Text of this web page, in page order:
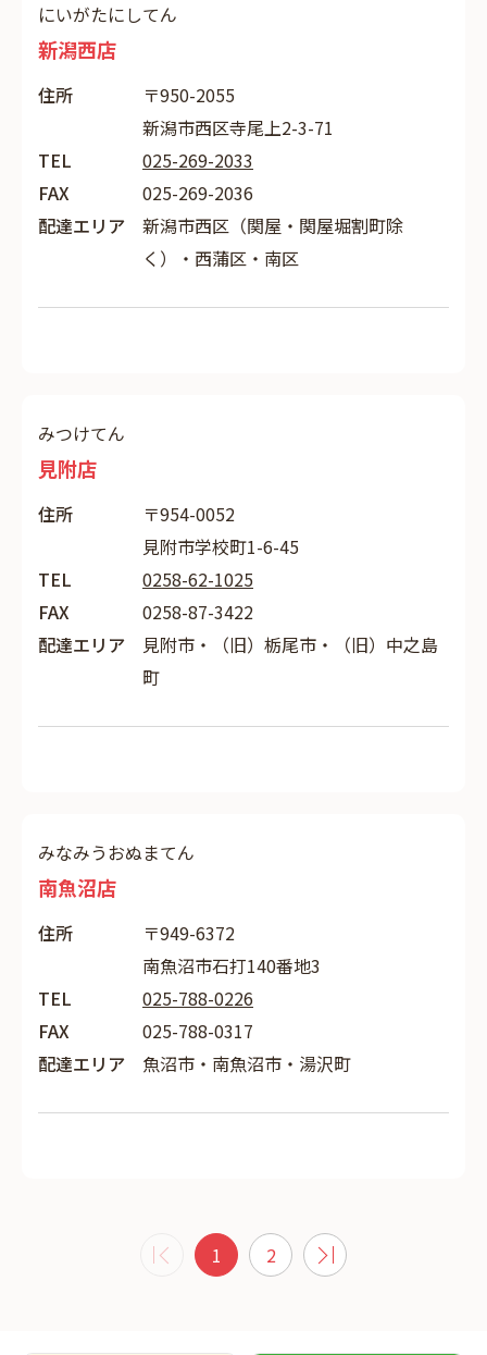
にいがたにしてん
新潟西店
住所
〒950-2055
新潟市西区寺尾上2-3-71
TEL
025-269-2033
FAX
025-269-2036
配達エリア
新潟市西区（関屋・関屋堀割町除
く）・西蒲区・南区
みつけてん
見附店
住所
〒954-0052
見附市学校町1-6-45
TEL
0258-62-1025
FAX
0258-87-3422
配達エリア
見附市・（旧）栃尾市・（旧）中之島
町
みなみうおぬまてん
南魚沼店
住所
〒949-6372
南魚沼市石打140番地3
TEL
025-788-0226
FAX
025-788-0317
配達エリア
魚沼市・南魚沼市・湯沢町
1 2